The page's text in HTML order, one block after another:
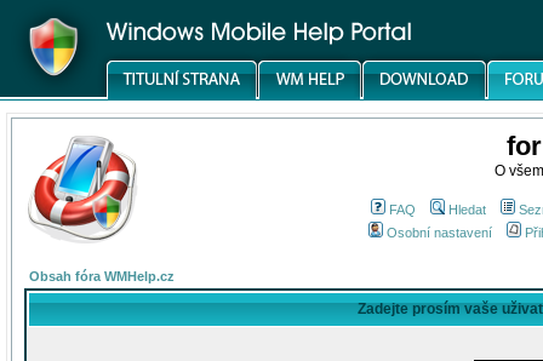
O
FAQ Hledat
Osobní nastavení
Obsah fóra WMHelp.cz
Zadejte prosím vaše